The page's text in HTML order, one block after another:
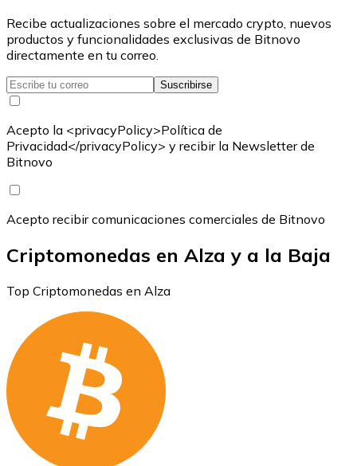
Recibe actualizaciones sobre el mercado crypto, nuevos
productos y funcionalidades exclusivas de Bitnovo
directamente en tu correo.
Suscribirse
Acepto la <privacyPolicy>Política de
Privacidad</privacyPolicy> y recibir la Newsletter de
Bitnovo
Acepto recibir comunicaciones comerciales de Bitnovo
Criptomonedas en Alza y a la Baja
Top Criptomonedas en Alza